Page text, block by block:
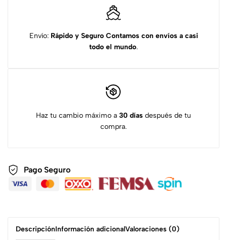
Envío: Rápido y Seguro Contamos con envíos a casi
todo el mundo.
Haz tu cambio máximo a 30 días después de tu
compra.
Pago Seguro
DescripciónInformación adicionalValoraciones (0)